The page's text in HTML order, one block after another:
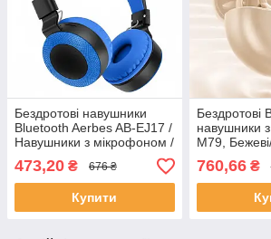
Бездротові навушники
Bluetooth Aerbes AB-EJ17 /
Навушники з мікрофоном /
Накладні навушники
473,20 ₴ 676 ₴
Купити
Бездротові
навушники
M79,
навушники/
навушники/
мікрофоном
760,66₴